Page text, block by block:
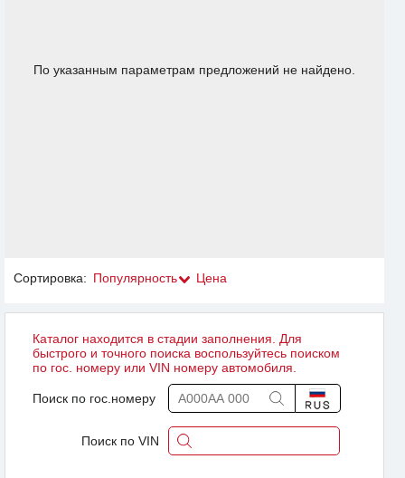
По указанным параметрам предложений не найдено.
Сортировка: Популярность Цена
Каталог находится в стадии заполнения. Для
быстрого и точного поиска воспользуйтесь поиском
по гос. номеру или VIN номеру автомобиля.
Поиск по гос.номеру
Поиск по VIN